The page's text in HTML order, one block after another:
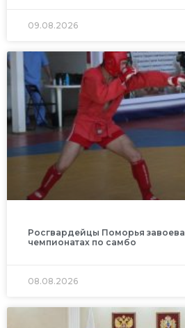
09.08.2026
Росгвардейцы Поморья
чемпионатах по самбо
08.08.2026